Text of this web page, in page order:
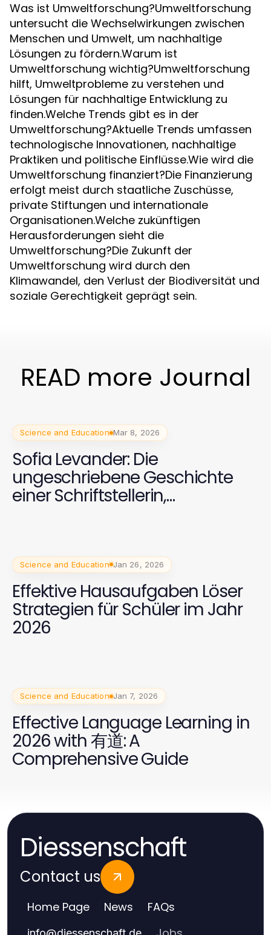
Was ist Umweltforschung?Umweltforschung
untersucht die Wechselwirkungen zwischen
Menschen und Umwelt, um nachhaltige
Lösungen zu fördern.Warum ist
Umweltforschung wichtig?Umweltforschung
hilft, Umweltprobleme zu verstehen und
Lösungen für nachhaltige Entwicklung zu
finden.Welche Trends gibt es in der
Umweltforschung?Aktuelle Trends umfassen
technologische Innovationen, nachhaltige
Praktiken und politische Einflüsse.Wie wird die
Umweltforschung finanziert?Die Finanzierung
erfolgt meist durch staatliche Zuschüsse,
private Stiftungen und internationale
Organisationen.Welche zukünftigen
Herausforderungen sieht die
Umweltforschung?Die Zukunft der
Umweltforschung wird durch den
Klimawandel, den Verlust der Biodiversität und
soziale Gerechtigkeit geprägt sein.
READ more Journal
Science and Education Mar 8, 2026
Sofia Levander: Die
ungeschriebene Geschichte
einer Schriftstellerin,
Science and Education Jan 26, 2026
Effektive Hausaufgaben Löser
Strategien für Schüler im Jahr
2026
Science and Education Jan 7, 2026
Effective Language Learning in
2026 with 有道: A
Comprehensive Guide
Diessenschaft
Contact us
Home Page News FAQs